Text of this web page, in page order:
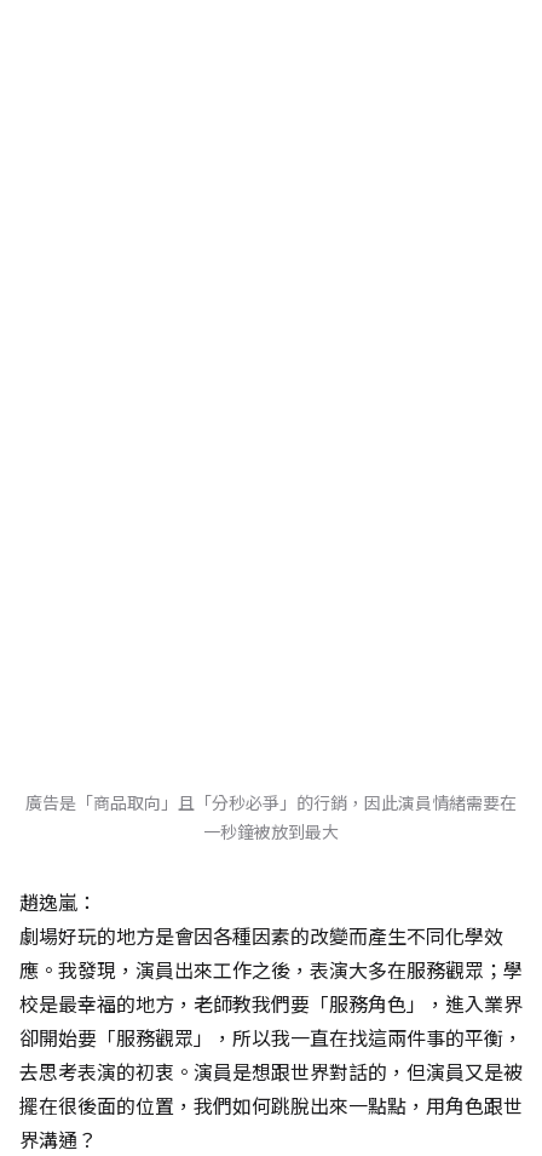
廣告是「商品取向」且「分秒必爭」的行銷，因此演員情緒需要在
一秒鐘被放到最大
趙逸嵐：
劇場好玩的地方是會因各種因素的改變而產生不同化學效
應。我發現，演員出來工作之後，表演大多在服務觀眾；學
校是最幸福的地方，老師教我們要「服務角色」，進入業界
卻開始要「服務觀眾」，所以我一直在找這兩件事的平衡，
去思考表演的初衷。演員是想跟世界對話的，但演員又是被
擺在很後面的位置，我們如何跳脫出來一點點，用角色跟世
界溝通？